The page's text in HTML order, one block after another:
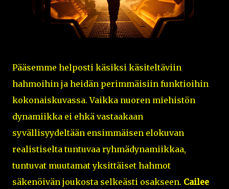
Pääsemme helposti käsiksi käsiteltäviin
hahmoihin ja heidän perimmäisiin funktioihin
kokonaiskuvassa. Vaikka nuoren miehistön
dynamiikka ei ehkä vastaakaan
syvällisyydeltään ensimmäisen elokuvan
realistiselta tuntuvaa ryhmädynamiikkaa,
tuntuvat muutamat yksittäiset hahmot
säkenöivän joukosta selkeästi osakseen. Cailee